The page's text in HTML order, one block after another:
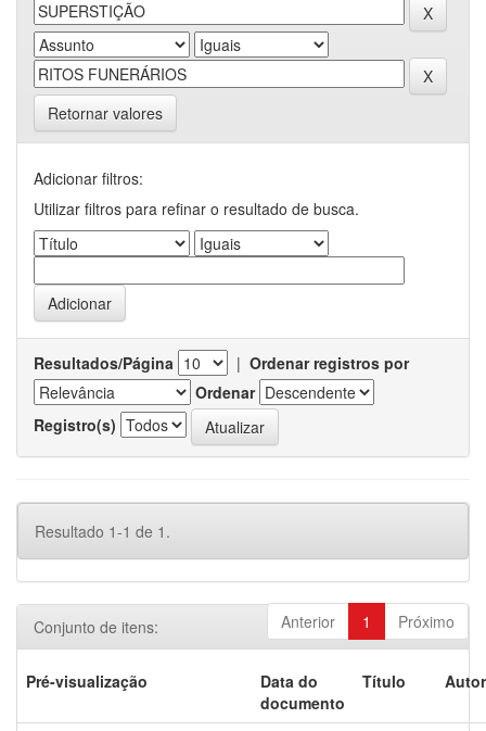
Retornar valores
Adicionar filtros:
Utilizar filtros para refinar o resultado de busca.
Resultados/Página | Ordenar registros por
Ordenar
Registro(s)
Resultado 1-1 de 1.
Anterior 1 Próximo
Conjunto de itens:
Pré-visualização
Data do
documento
Título